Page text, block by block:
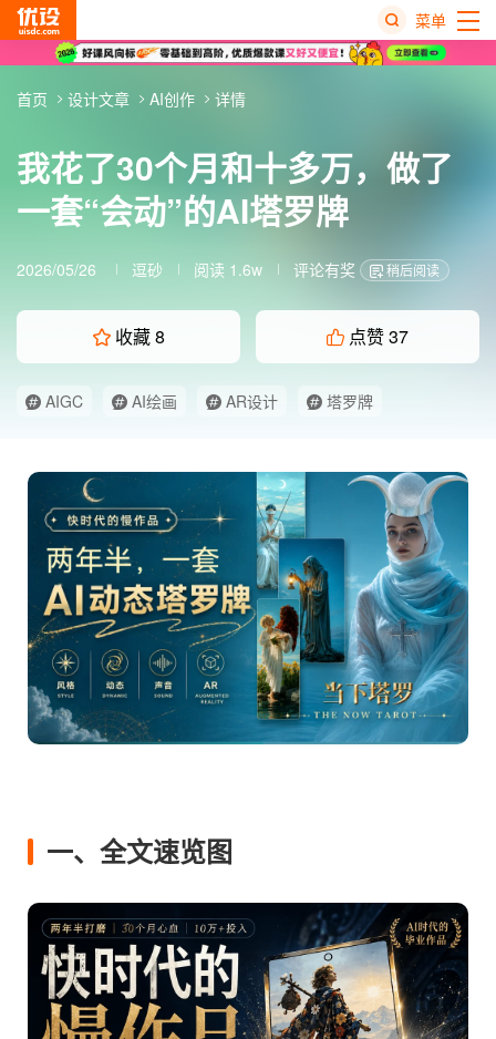
菜单
我花了30个月和十多万，做了
一套“会动”的AI塔罗牌
2026/05/26 逗砂 阅读 1.6w 评论有奖 稍后阅读
收藏8 点赞37
AIGC AI绘画 AR设计 塔罗牌
首页 设计文章 AI创作 详情
一、全文速览图